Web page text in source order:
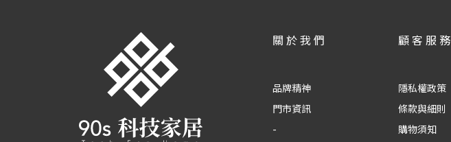
關於我們
品牌精神
門市資訊
-
顧客服務
隱私權政策
條款與細則
購物須知